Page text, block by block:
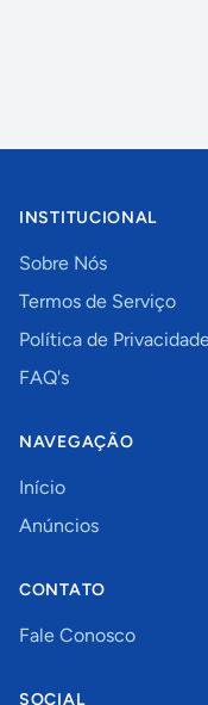
INSTITUCIONAL
Sobre Nós
Termos de Serviço
Política de
FAQ's
NAVEGAÇÃO
Início
Anúncios
CONTATO
Fale Conosco
SOCIAL